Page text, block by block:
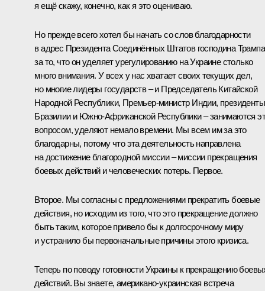
я ещё скажу, конечно, как я это оцениваю.
Но прежде всего хотел бы начать со слов благодарности
в адрес Президента Соединённых Штатов господина Трампа
за то, что он уделяет урегулированию на Украине столько
много внимания. У всех у нас хватает своих текущих дел,
но многие лидеры государств – и Председатель Китайской
Народной Республики, Премьер-министр Индии, президенты
Бразилии и Южно-Африканской Республики – занимаются
вопросом, уделяют немало времени. Мы всем им за это
благодарны, потому что эта деятельность направлена
на достижение благородной миссии – миссии прекращения
боевых действий и человеческих потерь. Первое.
Второе. Мы согласны с предложениями прекратить боевые
действия, но исходим из того, что это прекращение должно
быть таким, которое привело бы к долгосрочному миру
и устранило бы первоначальные причины этого кризиса.
Теперь по поводу готовности Украины к прекращению
действий. Вы знаете, американо-украинская встреча